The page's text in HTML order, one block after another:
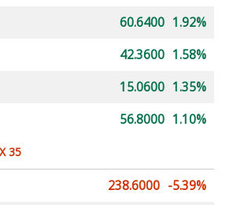
60.6400 1.92%
42.3600 1.58%
15.0600 1.35%
56.8000 1.10%
35
238.6000 -5.39%